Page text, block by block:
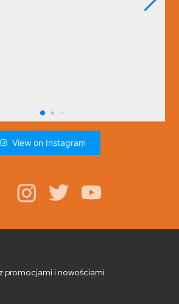
View on Instagram
promocjami i nowościami